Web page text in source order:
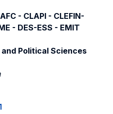
- CLAPI - CLEFIN-
- DES-ESS - EMIT
Political Sciences